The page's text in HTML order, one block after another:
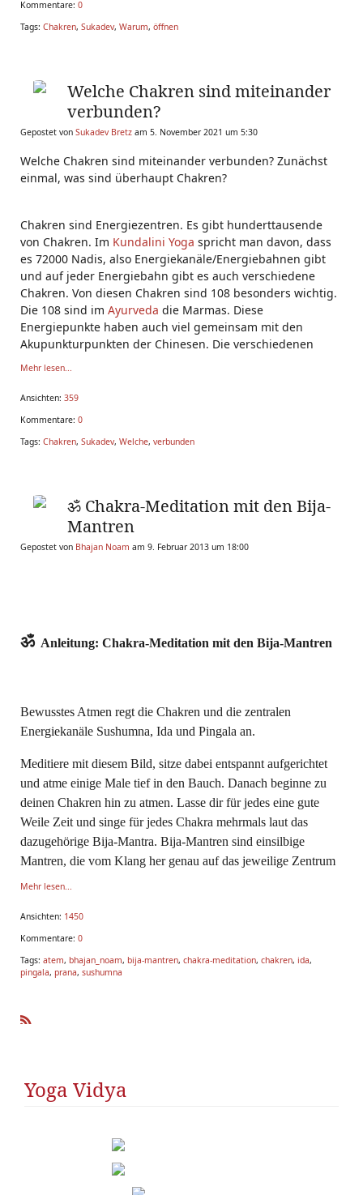
Kommentare: 0
Tags: Chakren, Sukadev, Warum, öffnen
Welche Chakren sind miteinander
verbunden?
Gepostet von Sukadev Bretz am 5. November 2021 um 5:30
Welche Chakren sind miteinander verbunden? Zunächst
einmal, was sind überhaupt Chakren?
Chakren sind Energiezentren. Es gibt hunderttausende
von Chakren. Im Kundalini Yoga spricht man davon, dass
es 72000 Nadis, also Energiekanäle/Energiebahnen gibt
und auf jeder Energiebahn gibt es auch verschiedene
Chakren. Von diesen Chakren sind 108 besonders wichtig.
Die 108 sind im Ayurveda die Marmas. Diese
Energiepunkte haben auch viel gemeinsam mit den
Akupunkturpunkten der Chinesen. Die verschiedenen
Mehr lesen...
Ansichten: 359
Kommentare: 0
Tags: Chakren, Sukadev, Welche, verbunden
ॐ Chakra-Meditation mit den Bija-
Mantren
Gepostet von Bhajan Noam am 9. Februar 2013 um 18:00
ॐ Anleitung: Chakra-Meditation mit den Bija-Mantren
Bewusstes Atmen regt die Chakren und die zentralen
Energiekanäle Sushumna, Ida und Pingala an.
Meditiere mit diesem Bild, sitze dabei entspannt aufgerichtet
und atme einige Male tief in den Bauch. Danach beginne zu
deinen Chakren hin zu atmen. Lasse dir für jedes eine gute
Weile Zeit und singe für jedes Chakra mehrmals laut das
dazugehörige Bija-Mantra. Bija-Mantren sind einsilbige
Mantren, die vom Klang her genau auf das jeweilige Zentrum
Mehr lesen...
Ansichten: 1450
Kommentare: 0
Tags: atem, bhajan_noam, bija-mantren, chakra-meditation, chakren, ida,
pingala, prana, sushumna
Yoga Vidya